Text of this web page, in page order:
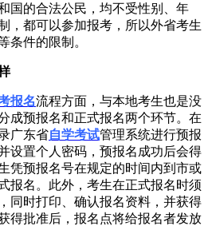
国的合法公民，均不受性别、年
，都可以参加报考，所以外省考生
条件的限制。
报名流程方面，与本地考生也是没
成预报名和正式报名两个环节。在
广东省自学考试管理系统进行预报
设置个人密码，预报名成功后会得
凭预报名号在规定的时间内到市或
报名。此外，考生在正式报名时须
同时打印、确认报名资料，并获得
得批准后，报名点将给报名者发放